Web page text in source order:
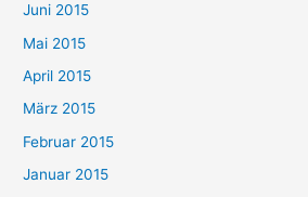
Juni 2015
Mai 2015
April 2015
März 2015
Februar 2015
Januar 2015